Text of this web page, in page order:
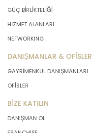
GÜÇ BİRLİKTELİĞİ
HİZMET ALANLARI
NETWORKING
DANIŞMANLAR & OFİSLER
GAYRİMENKUL DANIŞMANLARI
OFİSLER
BİZE KATILIN
DANIŞMAN OL